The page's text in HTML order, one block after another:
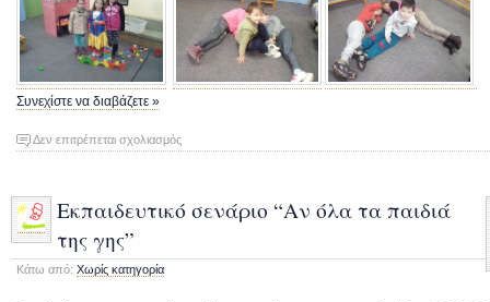
Συνεχίστε να διαβάζετε »
Δεν επιτρέπεται σχολιασμόςστο
μας
Εκπαιδευτικό σενάριο “Αν όλα τα παιδιά
της γης”
Κάτω από: Χωρίς κατηγορία